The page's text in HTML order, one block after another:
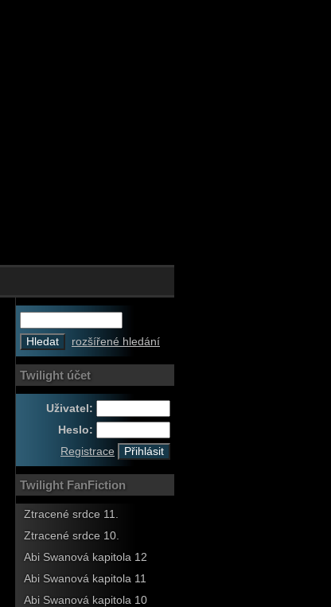
rozšířené hledání
Twilight účet
Uživatel:
Heslo:
Registrace
Twilight FanFiction
Ztracené srdce 11.
Ztracené srdce 10.
Abi Swanová kapitola 12
Abi Swanová kapitola 11
Abi Swanová kapitola 10